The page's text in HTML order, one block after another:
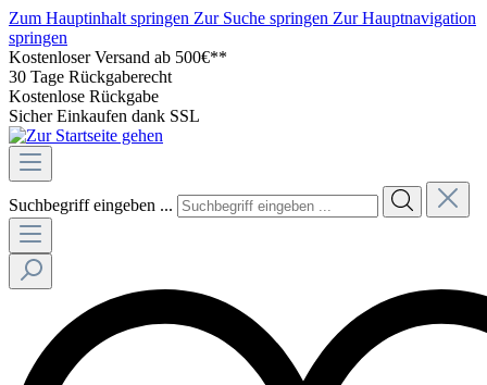
Zum Hauptinhalt springen Zur Suche springen Zur Hauptnavigation
springen
Kostenloser Versand ab 500€**
30 Tage Rückgaberecht
Kostenlose Rückgabe
Sicher Einkaufen dank SSL
Suchbegriff eingeben ...